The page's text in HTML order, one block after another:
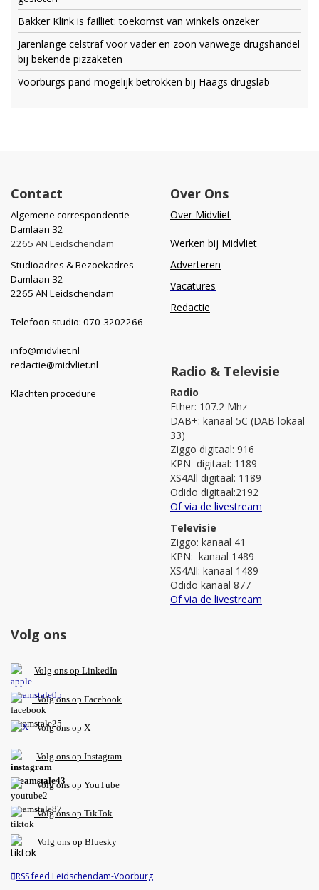
Bakker Klink is failliet: toekomst van winkels onzeker
Jarenlange celstraf voor vader en zoon vanwege drugshandel
bij bekende pizzaketen
Voorburgs pand mogelijk betrokken bij Haags drugslab
Contact
Algemene correspondentie
Damlaan 32
2265 AN Leidschendam
Studioadres & Bezoekadres
Damlaan 32
2265 AN Leidschendam
Telefoon studio: 070-3202266
info@midvliet.nl
redactie@midvliet.nl
Klachten procedure
Over Ons
Over Midvliet
Werken bij Midvliet
Adverteren
Vacatures
Redactie
Radio & Televisie
Radio
Ether: 107.2 Mhz
DAB+: kanaal 5C (DAB lokaal
33)
Ziggo digitaal: 916
KPN digitaal: 1189
XS4All digitaal: 1189
Odido digitaal:2192
Of via de livestream
Televisie
Ziggo: kanaal 41
KPN: kanaal 1489
XS4All: kanaal 1489
Odido kanaal 877
Of via de livestream
Volg ons
Volg ons op LinkedIn
Volg ons op Facebook
Volg ons op X
Volg ons op Instagram
Volgons op YouTube
Volg ons op TikTok
Volg ons op Bluesky
RSS feed Leidschendam-Voorburg